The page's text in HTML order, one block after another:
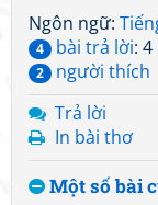
Ngôn ngữ:
4 bài trả lời:
2
người thích
Trả lời
In bài thơ
Một số bài